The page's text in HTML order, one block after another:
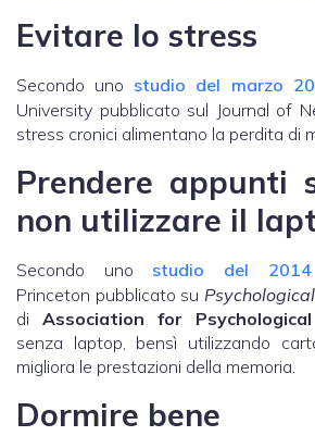
Evitare lo stress
Secondo uno studio del marzo
University pubblicato sul Journal of
stress cronici alimentano la perdita di
Prendere appunti
non utilizzare il
Secondo uno studio del 2014
Princeton pubblicato su
di Association for
senza laptop, bensì utilizzando
migliora le prestazioni della memoria.
Dormire bene